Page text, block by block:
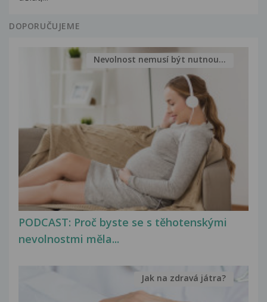
DOPORUČUJEME
PODCAST: Proč byste se s těhotenskými
nevolnostmi měla...
Nevolnost nemusí být nutnou...
Jak na zdravá játra?